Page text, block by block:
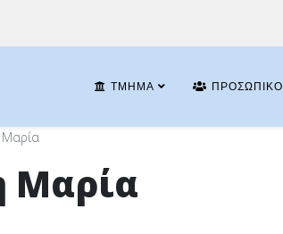
ΤΜΉΜΑ ΠΡΟΣΩΠΙΚΌ
Μαρία
Μαρία